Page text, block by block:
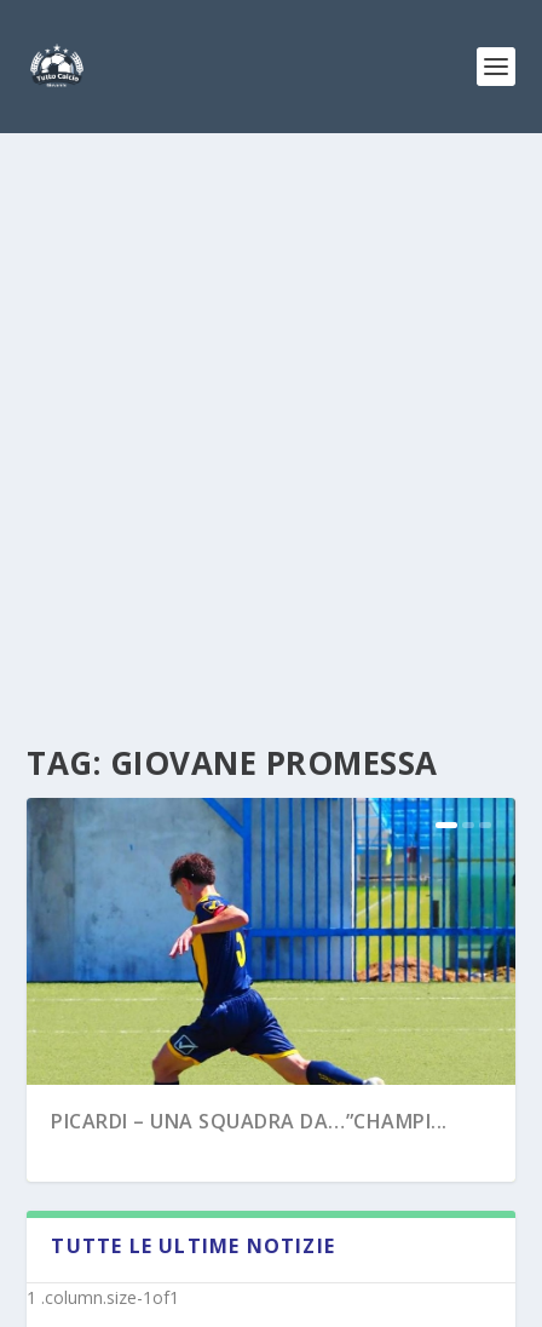
TAG: GIOVANE PROMESSA
PICARDI – UNA SQUADRA DA…”CHAMPI...
TUTTE LE ULTIME NOTIZIE